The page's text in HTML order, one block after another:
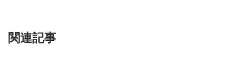
関連記事